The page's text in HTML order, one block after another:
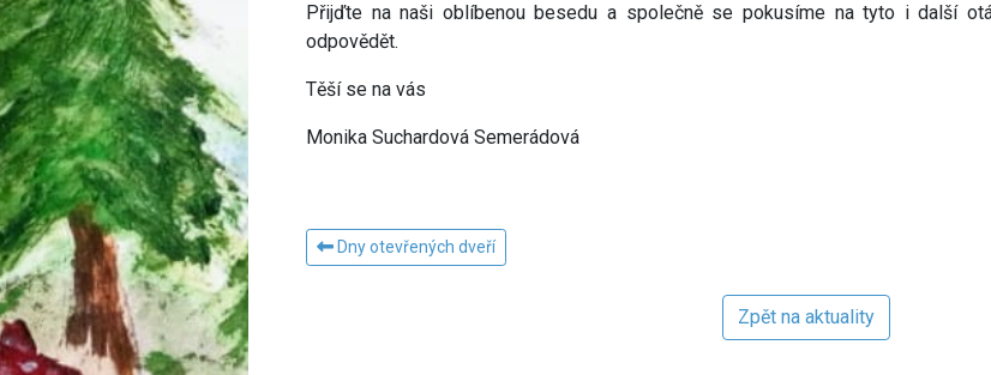
Přijďte na naši oblíbenou besedu a společně se pokusíme na tyto i další
odpovědět.
Těší se na vás
Monika Suchardová Semerádová
Dny otevřených dveří
Zpět na aktuality